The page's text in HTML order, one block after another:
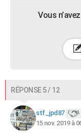
Vous
RÉPONSE 5 / 12
stf_jpd87
15 nov. 2019 à